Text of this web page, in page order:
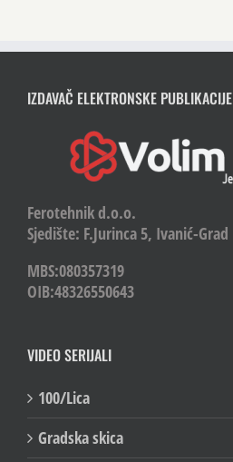
IZDAVAČ ELEKTRONSKE PUBLIKACIJE
Ferotehnik d.o.o.
Sjedište: F.Jurinca 5, Ivanić-Grad
MBS:080357319
OIB:48326550643
VIDEO SERIJALI
100/Lica
Gradska skica